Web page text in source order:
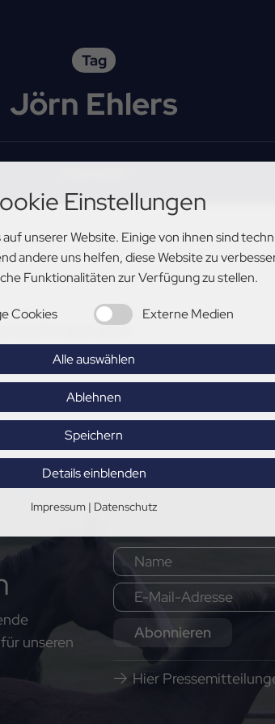
Einstellungen
unserer Website. Einige von ihnen sind
andere uns helfen, diese Website zu
Funktionalitäten zur Verfügung zu stellen.
Cookies Externe Medien
Alle auswählen
Ablehnen
Speichern
Details einblenden
Impressum | Datenschutz
Tag
Jörn Ehlers
werden
unseren
Abonnieren
Hier